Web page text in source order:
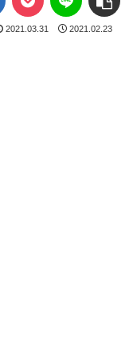
2021.03.31 2021.02.23